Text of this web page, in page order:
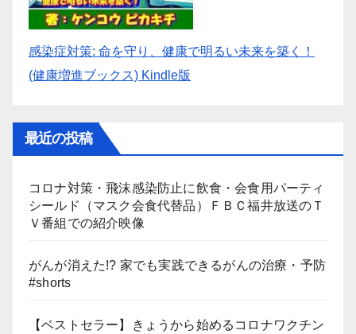
感染症対策: 命を守り、健康で明るい未来を築く！
(健康増進ブックス) Kindle版
最近の投稿
コロナ対策・飛沫感染防止に飲食・会食用パーティ
シールド（マスク会食代替品）ＦＢＣ福井放送のＴ
Ｖ番組での紹介映像
がんが消えた!? 家でも実践できるがんの治療・予防
#shorts
【ベストセラー】きょうから始めるコロナワクチン